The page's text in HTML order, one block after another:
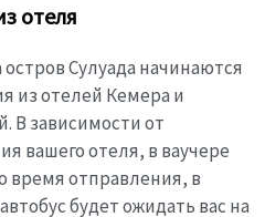
отеля
Сулуада начинаются
из отелей Кемера и
В зависимости от
вашего отеля, в ваучере
время отправления, в
будет ожидать вас на